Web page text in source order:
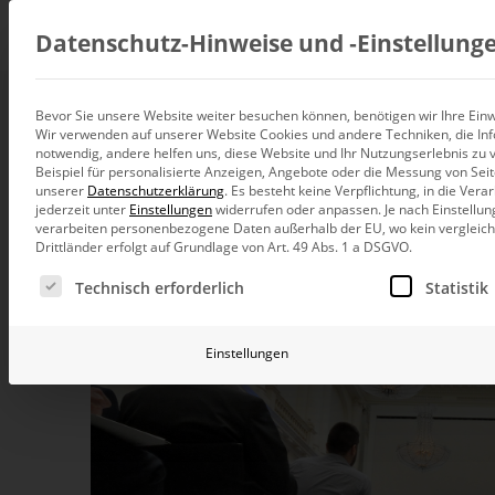
Beratung
Datenintegration
Individuelle Datenarchitektur-
BI und Analytics
Ganzheitliche Data-Analytics-
Planung, Forecasting und Simulation
Betrieb und
6. Bissantz
17. Mai 2018, 9:30–17:00 Uhr,Berlin
Datenschutz-Hinweise und
Bevor Sie unsere Website weiter besuchen können, benötigen wir Ihre
Wir verwenden auf unserer Website Cookies und andere Techniken, die
notwendig, andere helfen uns, diese Website und Ihr Nutzungserlebnis zu
Beispiel für personalisierte Anzeigen, Angebote oder die Messung von
unserer Datenschutzerklärung. Es besteht keine Verpflichtung, in die
jederzeit unter Einstellungenwiderrufen oder anpassen. Je nach
verarbeiten personenbezogene Daten außerhalb der EU, wo kein
Drittländer erfolgt auf Grundlage von Art. 49 Abs. 1 a DSGVO.
Es folgt eine Liste der Service-Gruppen, für die eine
Technisch erforderlich Statistik
Einstellungen